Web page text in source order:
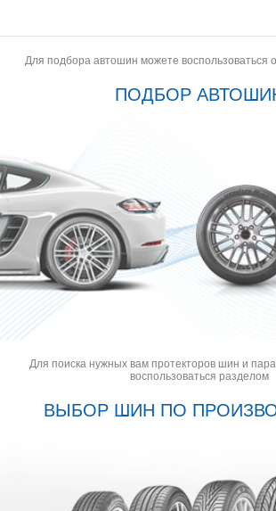
Для подбора автошин можете воспользоваться
ПОДБОР
Для поиска нужных вам протекторов шин и
воспользоваться разделом
ВЫБОР ШИН ПО